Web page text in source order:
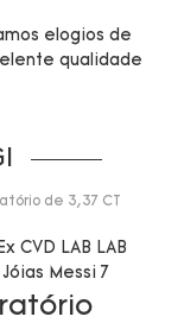
elogios de
qualidade
de 3,37 CT